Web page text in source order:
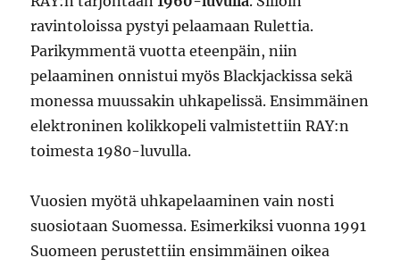
ravintoloissa pystyi pelaamaan Rulettia.
Parikymmentä vuotta eteenpäin, niin
pelaaminen onnistui myös Blackjackissa sekä
monessa muussakin uhkapelissä. Ensimmäinen
elektroninen kolikkopeli valmistettiin RAY:n
toimesta 1980-luvulla.
Vuosien myötä uhkapelaaminen vain nosti
suosiotaan Suomessa. Esimerkiksi vuonna 1991
Suomeen perustettiin ensimmäinen oikea